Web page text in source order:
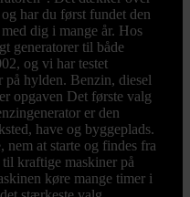
har du først fundet den
dig i mange år. Hos
generatorer til både
og vi har testet
på hylden. Benzin, diesel
opgaven Det første valg
er den
have og byggeplads.
at starte og findes fra
kraftige maskiner på
køre mange timer i